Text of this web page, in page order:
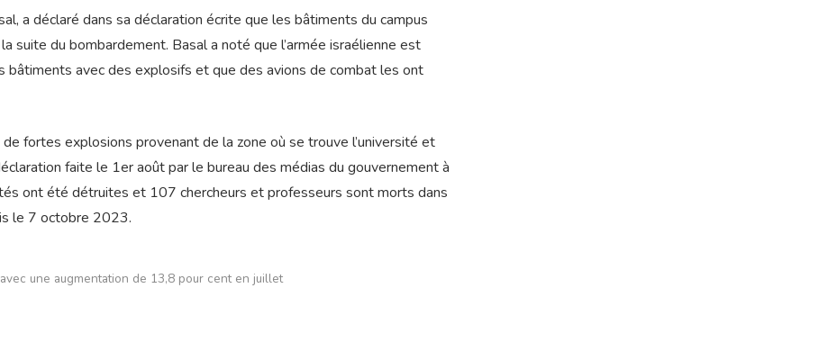
a déclaré dans sa déclaration écrite que les bâtiments du campus
suite du bombardement. Basal a noté que l’armée israélienne est
avec des explosifs et que des avions de combat les ont
fortes explosions provenant de la zone où se trouve l’université et
faite le 1er août par le bureau des médias du gouvernement à
ont été détruites et 107 chercheurs et professeurs sont morts dans
le 7 octobre 2023.
une augmentation de 13,8 pour cent en juillet